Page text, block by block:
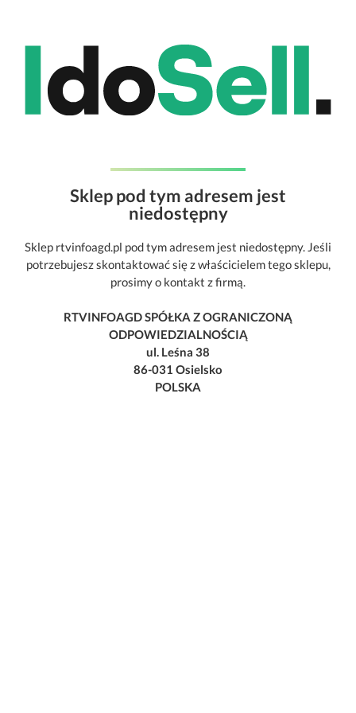
Sklep pod tym adresem jest
niedostępny
Sklep rtvinfoagd.pl pod tym adresem jest niedostępny. Jeśli
potrzebujesz skontaktować się z właścicielem tego sklepu,
prosimy o kontakt z firmą.
RTVINFOAGD SPÓŁKA Z OGRANICZONĄ
ODPOWIEDZIALNOŚCIĄ
ul. Leśna 38
86-031 Osielsko
POLSKA